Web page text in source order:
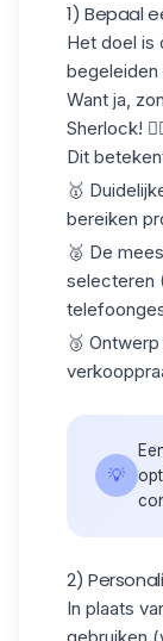
1) Bepaal
Het doel is
begeleiden
Want ja,
Sherlock!
Dit
🥇
bereiken
🥈 De
selecteren
🥉
💡
2)
In plaats
gebruiken